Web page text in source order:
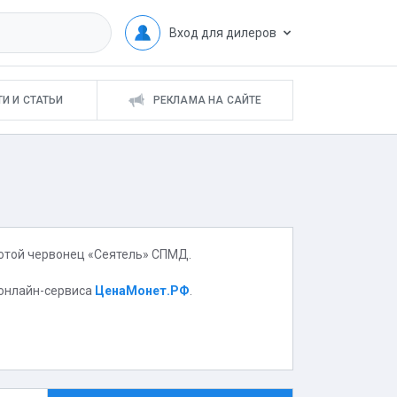
Вход для дилеров
И СТАТЬИ РЕКЛАМА НА САЙТЕ
червонец «Сеятель» СПМД.
сервиса ЦенаМонет.РФ